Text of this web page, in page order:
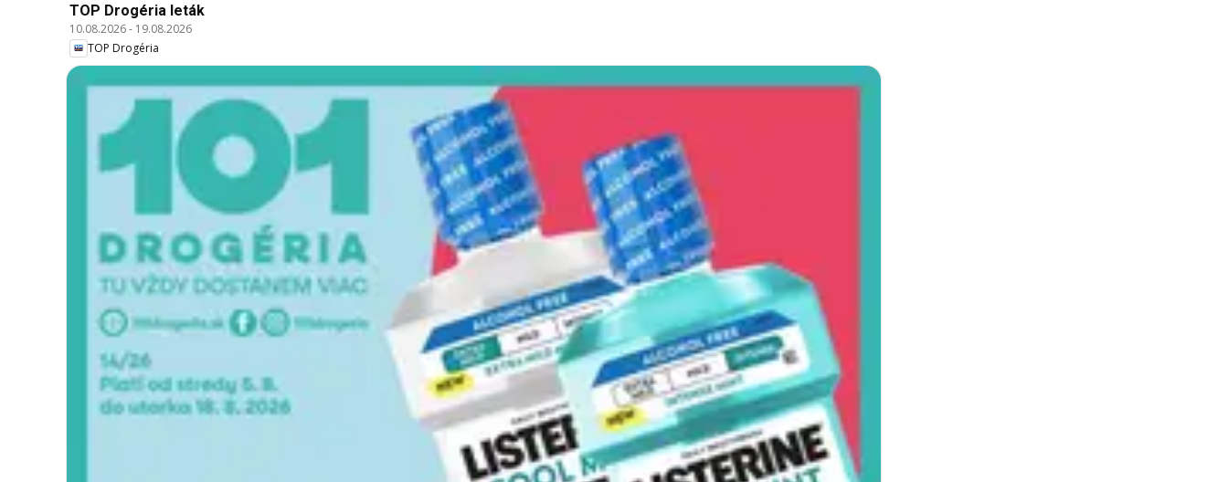
TOP Drogéria leták
10.08.2026- 19.08.2026
TOP Drogéria